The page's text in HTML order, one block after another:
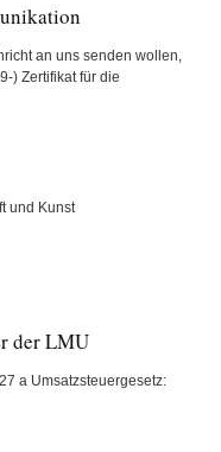
an uns senden wollen,
) Zertifikat für die
und Kunst
der LMU
a Umsatzsteuergesetz: